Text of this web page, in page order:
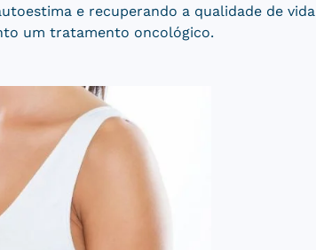
e recuperando a qualidade de vida
um tratamento oncológico.